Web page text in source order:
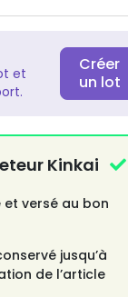
et
Créer
un lot
Kinkai
et versé au bon
jusqu’à
de l’article